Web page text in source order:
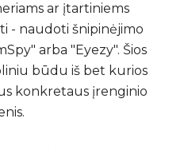
ar įtartiniems
- naudoti šnipinėjimo
arba "Eyezy". Šios
būdu iš bet kurios
konkretaus įrenginio